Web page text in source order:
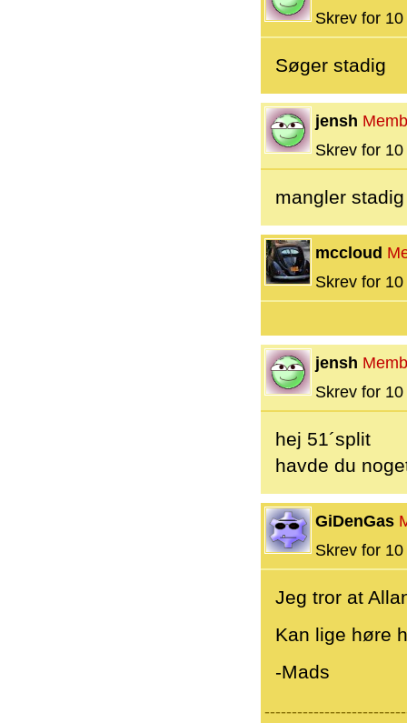
Skrev for
Søger stadig
jensh
Skrev for
mangler stadig
mccloud
Skrev for
jensh
Skrev for
hej 51´split
havde du
GiDenGas
Skrev for
Jeg tror at
Kan lige høre
-Mads